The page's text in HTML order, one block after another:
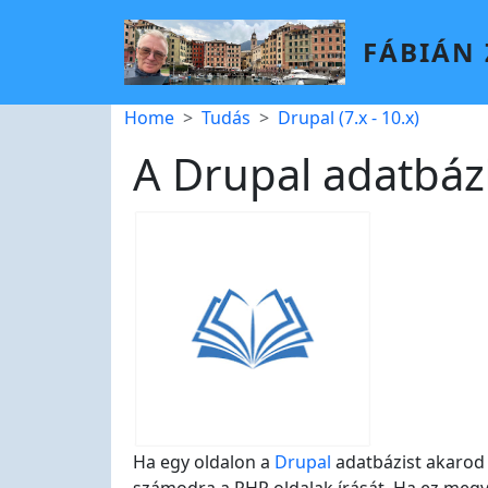
FÁBIÁN
Breadcrumb
Home Tudás Drupal (7.x - 10.x)
A Drupal
Ha egy oldalon a Drupal adatbázist akarod